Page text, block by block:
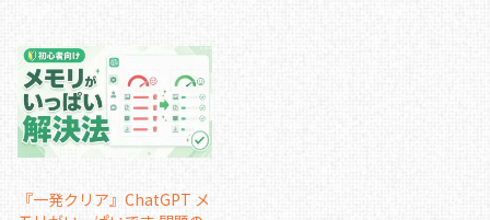
『一発クリア』ChatGPT メ